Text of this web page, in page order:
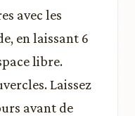
avec les
en laissant 6
libre.
Laissez
avant de